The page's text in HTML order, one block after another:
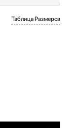
Таблица Размеров